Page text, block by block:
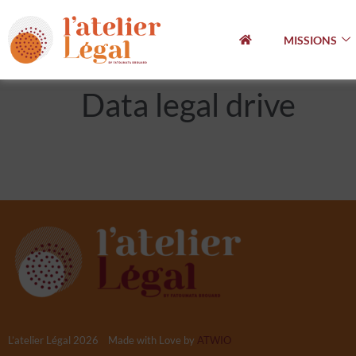
MISSIONS
Data legal drive
L’atelier Légal 2026 Made with Love by ATWIO